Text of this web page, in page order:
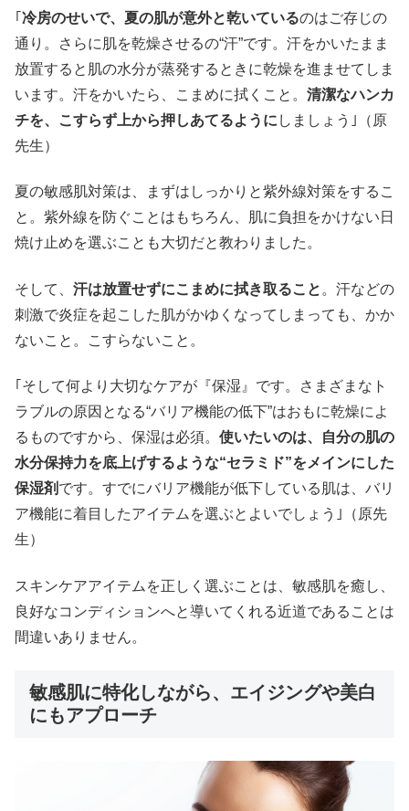
｢ 冷房のせいで、夏の肌が意外と乾いているのはご存じの
通り。さらに肌を乾燥させるの“汗”です。汗をかいたまま
放置すると肌の水分が蒸発するときに乾燥を進ませてしま
います。汗をかいたら、こまめに拭くこと。 清潔なハンカ
チを、こすらず上から押しあてるように しましょう｣（原
先生）
夏の敏感肌対策は、まずはしっかりと紫外線対策をするこ
と。紫外線を防ぐことはもちろん、肌に負担をかけない日
焼け止めを選ぶことも大切だと教わりました。
そして、 汗は放置せずにこまめに拭き取ること 。汗などの
刺激で炎症を起こした肌がかゆくなってしまっても、かか
ないこと。こすらないこと。
｢そして何より大切なケアが『保湿』です。さまざまなト
ラブルの原因となる“バリア機能の低下”はおもに乾燥によ
るものですから、保湿は必須。 使いたいのは、自分の肌の
水分保持力を底上げするような“セラミド”をメインにした
保湿剤 です。すでにバリア機能が低下している肌は、バリ
ア機能に着目したアイテムを選ぶとよいでしょう｣（原先
生）
スキンケアアイテムを正しく選ぶことは、敏感肌を癒し、
良好なコンディションへと導いてくれる近道であることは
間違いありません。
敏感肌に特化しながら、エイジングや美白
にもアプローチ